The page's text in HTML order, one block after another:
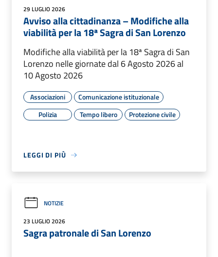
29 LUGLIO 2026
Avviso alla cittadinanza – Modifiche alla
viabilità per la 18ª Sagra di San Lorenzo
Modifiche alla viabilità per la 18ª Sagra di San
Lorenzo nelle giornate dal 6 Agosto 2026 al
10 Agosto 2026
Associazioni
Comunicazione istituzionale
Polizia
Tempo libero Protezione civile
LEGGI DI PIÙ
NOTIZIE
23 LUGLIO 2026
Sagra patronale di San Lorenzo